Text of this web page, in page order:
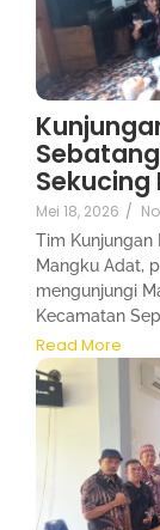
Sekucing
Mei 18, 2026 /
Tim Kunjungan
Mangku Adat,
mengunjungi
Kecamatan
Read More